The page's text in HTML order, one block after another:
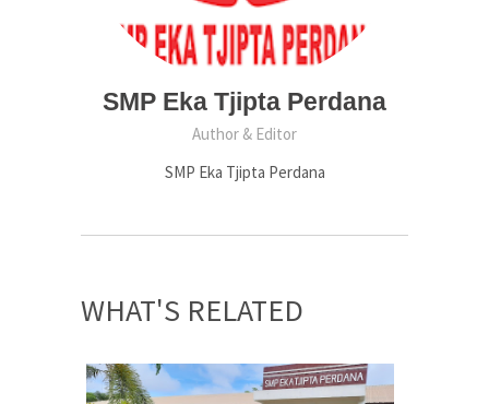
SMP Eka Tjipta Perdana
Author & Editor
SMP Eka Tjipta Perdana
WHAT'S RELATED